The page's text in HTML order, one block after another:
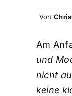
Von
Am
und
nicht
keine